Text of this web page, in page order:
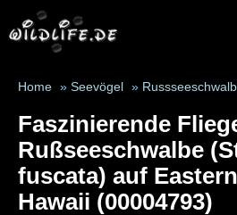
Home » Seevögel »
Faszinierende
Rußseeschwalbe
fuscata) auf
Hawaii (00004793)